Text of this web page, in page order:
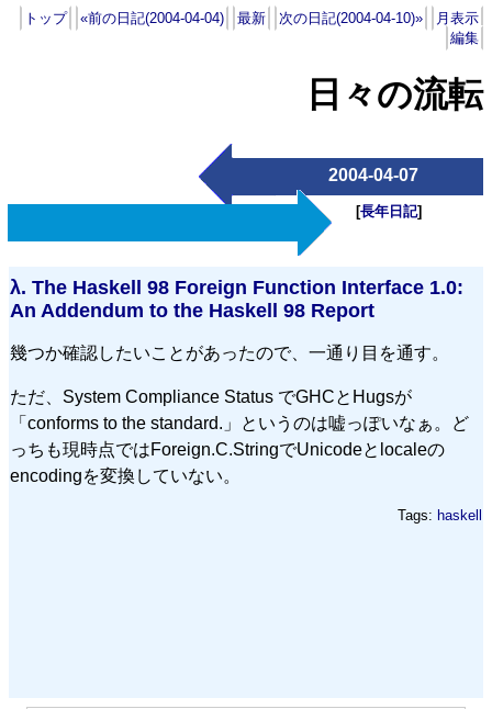
トップ «前の日記(2004-04-04) 最新 次の日記(2004-04-10)»
月表示
編集
日々の流転
2004-04-07
[長年日記]
λ. The Haskell 98 Foreign Function Interface 1.0:
An Addendum to the Haskell 98 Report
幾つか確認したいことがあったので、一通り目を通す。
ただ、System Compliance Status でGHCとHugsが
「conforms to the standard.」というのは嘘っぽいなぁ。ど
っちも現時点ではForeign.C.StringでUnicodeとlocaleの
encodingを変換していない。
Tags: haskell